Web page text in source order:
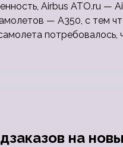
Airbus ATO.ru —
— A350, с тем
потребовалось,
на